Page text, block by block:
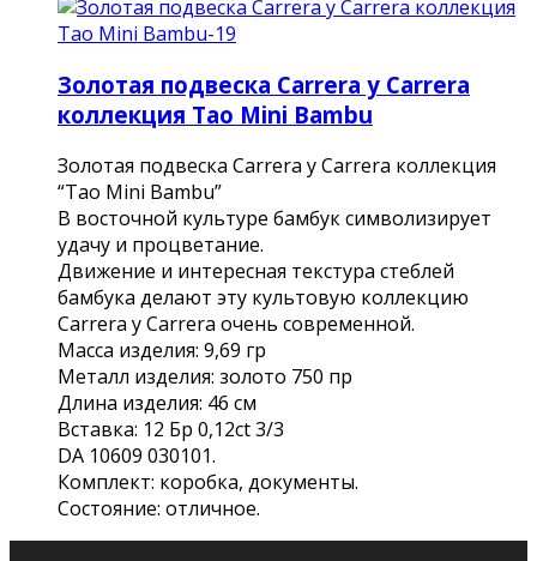
Золотая подвеска Carrera y Carrera
коллекция Tao Mini Bambu
Золотая подвеска Carrera y Carrera коллекция
“Tao Mini Bambu”
В восточной культуре бамбук символизирует
удачу и процветание.
Движение и интересная текстура стеблей
бамбука делают эту культовую коллекцию
Carrera y Carrera очень современной.
Масса изделия: 9,69 гр
Металл изделия: золото 750 пр
Длина изделия: 46 см
Вставка: 12 Бр 0,12сt 3/3
DA 10609 030101.
Комплект: коробка, документы.
Состояние: отличное.